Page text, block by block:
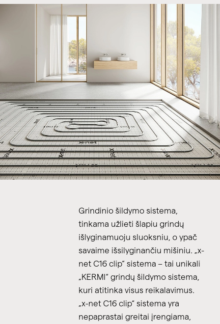
Grindinio šildymo sistema,
tinkama užlieti šlapiu grindų
išlyginamuoju sluoksniu, o ypač
savaime išsilyginančiu mišiniu. „x-
net C16 clip“ sistema – tai unikali
„KERMI“ grindų šildymo sistema,
kuri atitinka visus reikalavimus.
„x-net C16 clip“ sistema yra
nepaprastai greitai įrengiama,